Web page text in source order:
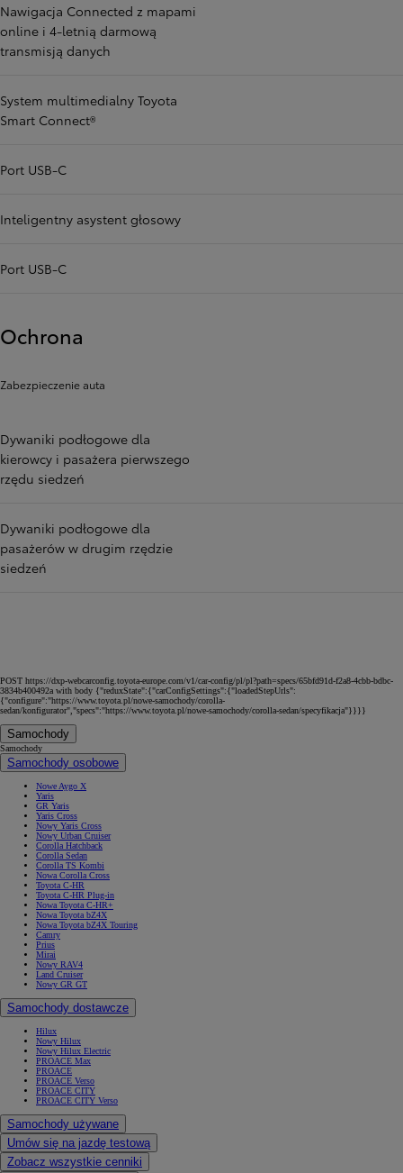
Nawigacja Connected z mapami
online i 4-letnią darmową
transmisją danych
System multimedialny Toyota
Smart Connect®
Port USB-C
Inteligentny asystent głosowy
Port USB-C
Ochrona
Zabezpieczenie auta
Dywaniki podłogowe dla
kierowcy i pasażera pierwszego
rzędu siedzeń
Dywaniki podłogowe dla
pasażerów w drugim rzędzie
siedzeń
POST https://dxp-webcarconfig.toyota-europe.com/v1/car-config/pl/pl?path=specs/65bfd91d-f2a8-4cbb-bdbc-
3834b400492a with body {"reduxState":{"carConfigSettings":{"loadedStepUrls":
{"configure":"https://www.toyota.pl/nowe-samochody/corolla-
sedan/konfigurator","specs":"https://www.toyota.pl/nowe-samochody/corolla-sedan/specyfikacja"}}}}
Samochody
Samochody
Samochody osobowe
Nowe Aygo X
Yaris
GR Yaris
Yaris Cross
Nowy Yaris Cross
Nowy Urban Cruiser
Corolla Hatchback
Corolla Sedan
Corolla TS Kombi
Nowa Corolla Cross
Toyota C-HR
Toyota C-HR Plug-in
Nowa Toyota C-HR+
Nowa Toyota bZ4X
Nowa Toyota bZ4X Touring
Camry
Prius
Mirai
Nowy RAV4
Land Cruiser
Nowy GR GT
Samochody dostawcze
Hilux
Nowy Hilux
Nowy Hilux Electric
PROACE Max
PROACE
PROACE Verso
PROACE CITY
PROACE CITY Verso
Samochody używane
Umów się na jazdę testową
Zobacz wszystkie cenniki